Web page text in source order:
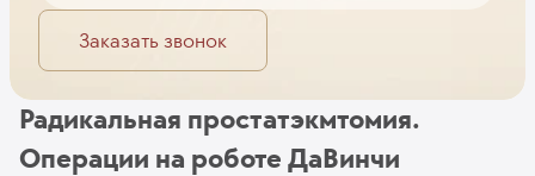
Заказать звонок
Радикальная простатэкмтомия.
Операции на роботе ДаВинчи